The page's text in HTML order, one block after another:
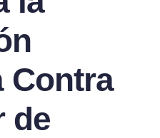
Contra
de